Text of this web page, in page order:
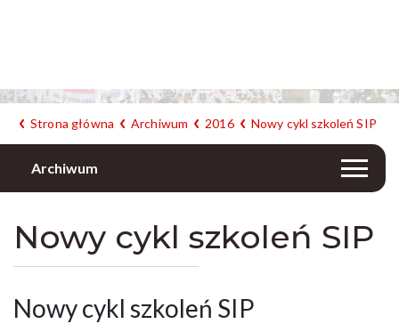
Strona główna Archiwum 2016 Nowy cykl szkoleń SIP
Archiwum
Nowy cykl szkoleń SIP
Nowy cykl szkoleń SIP